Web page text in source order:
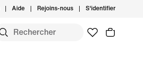
Aide Rejoins-nous S'identifier